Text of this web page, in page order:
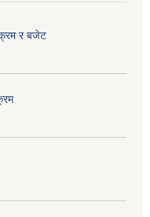
र बजेट